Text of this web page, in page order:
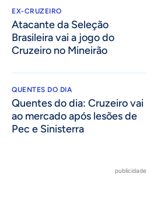
EX-CRUZEIRO
Atacante da Seleção
Brasileira vai a jogo do
Cruzeiro no Mineirão
QUENTES DO DIA
Quentes do dia: Cruzeiro vai
ao mercado após lesões de
Pec e Sinisterra
publicidade